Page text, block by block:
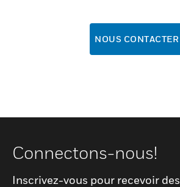
NOUS CONTACTER
Connectons-nous!
Inscrivez-vous pour recevoir des